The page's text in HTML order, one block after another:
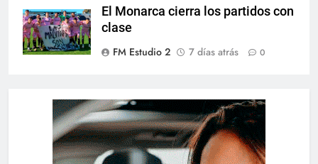
El Monarca cierra los partidos con
clase
FM Estudio 2
7 días atrás 0